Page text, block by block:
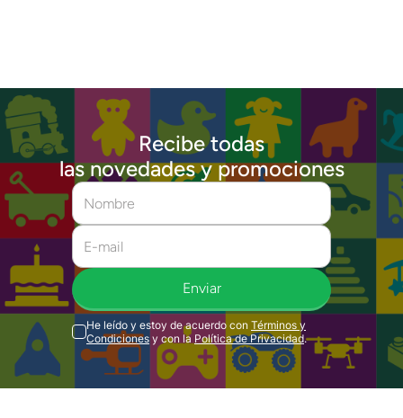
Recibe todas
las novedades y promociones
Enviar
He leído y estoy de acuerdo con Términos y
Condiciones y con la Política de Privacidad.